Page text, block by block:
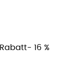
Rabatt- 16 %